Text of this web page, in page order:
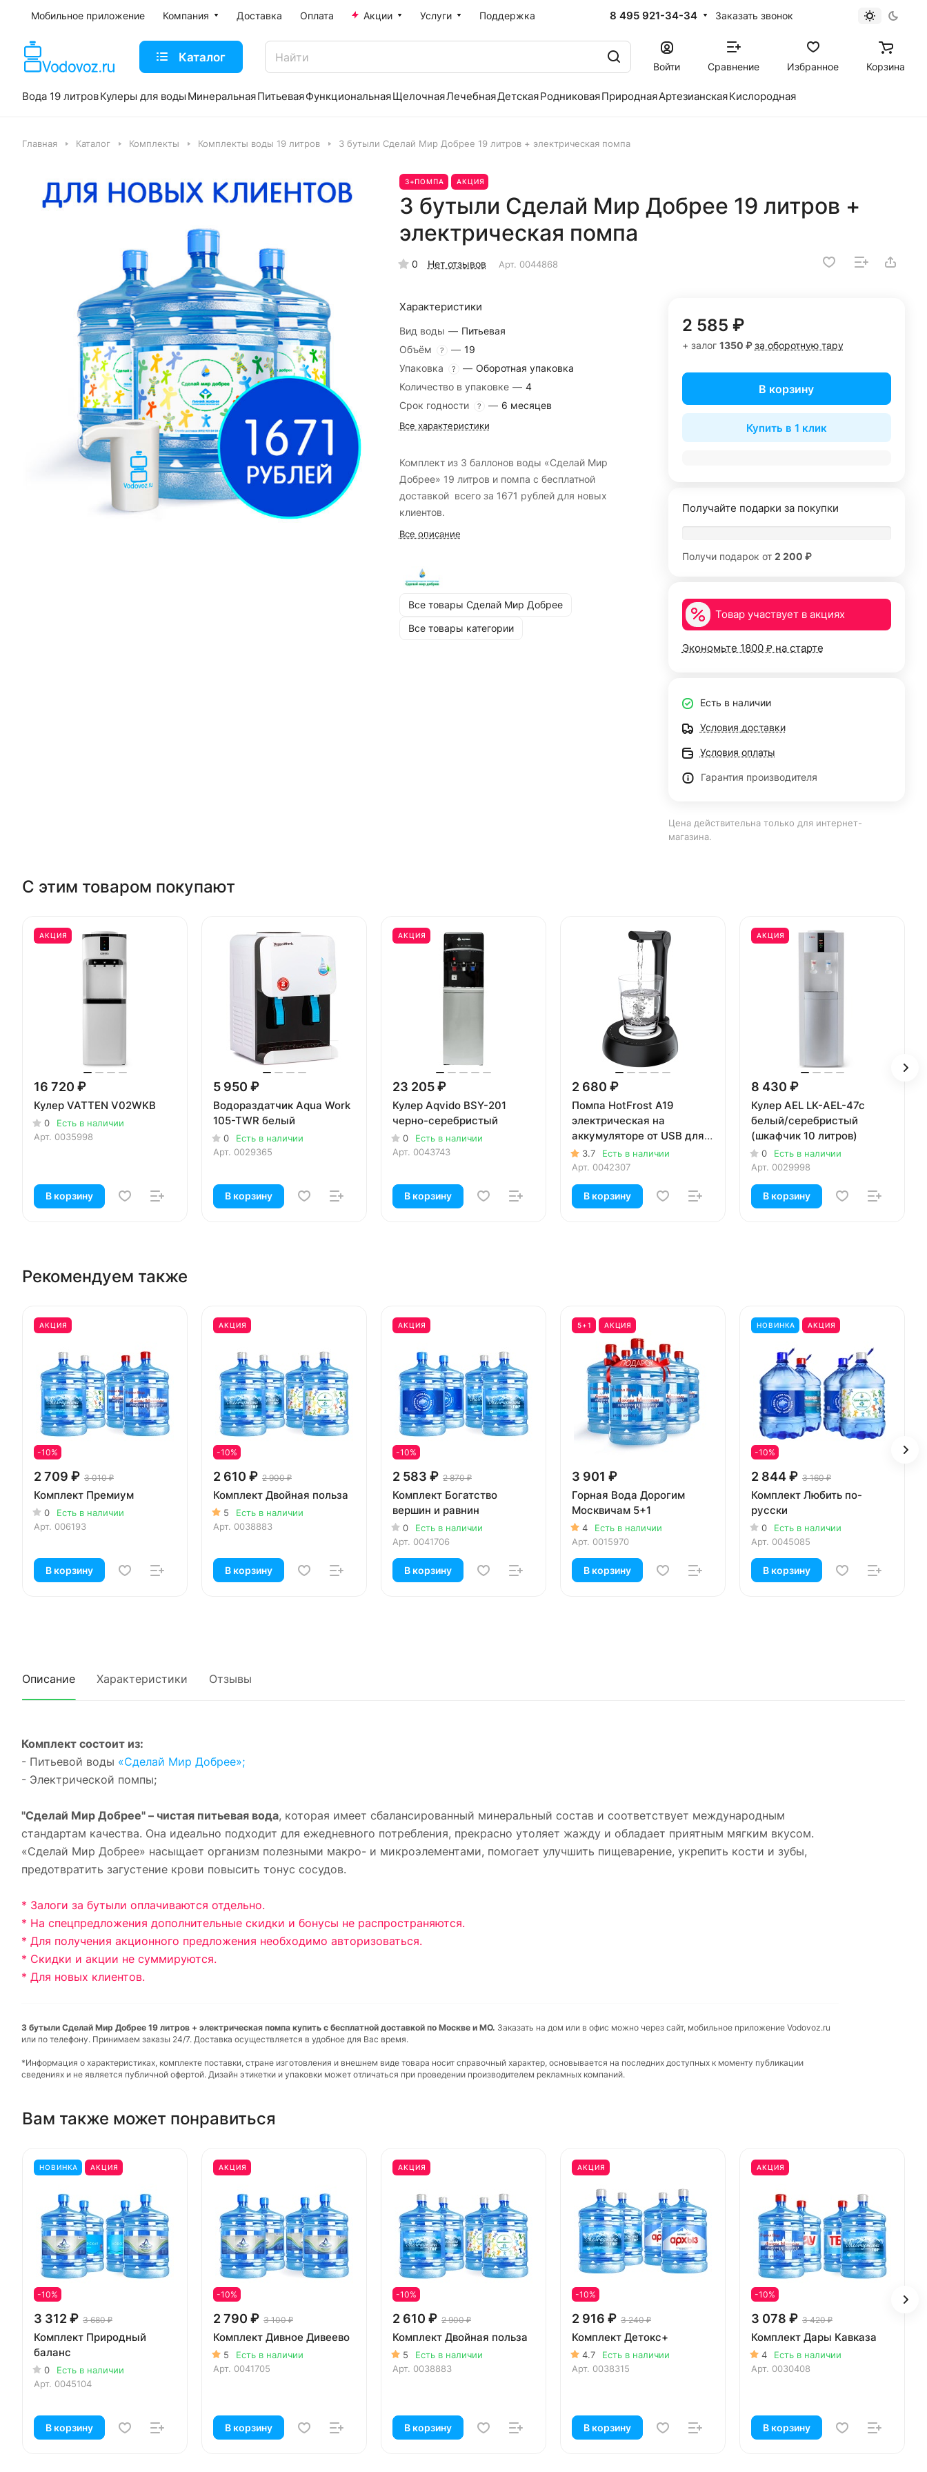
Мобильное приложение Компания Доставка Оплата Акции Услуги Поддержка 8 495 921-34-34 Заказать звонок
Каталог
Войти Сравнение Избранное Корзина
Вода 19 литровКулеры для воды МинеральнаяПитьеваяФункциональнаяЩелочнаяЛечебнаяДетскаяРодниковаяПрироднаяАртезианскаяКислородная
Главная Каталог Комплекты Комплекты воды 19 литров 3 бутыли Сделай Мир Добрее 19 литров + электрическая помпа
3+ПОМПА АКЦИЯ
3 бутыли Сделай Мир Добрее 19 литров +
электрическая помпа
0 Нет отзывов Арт. 0044868
Характеристики
Вид воды — Питьевая
Объём
? — 19
Упаковка
? — Оборотная упаковка
Количество в упаковке — 4
Срок годности
? — 6 месяцев
Все характеристики
Комплект из 3 баллонов воды «Сделай Мир
Добрее» 19 литров и помпа с бесплатной
доставкой всего за 1671 рублей для новых
клиентов.
Все описание
Все товары Сделай Мир Добрее
Все товары категории
2 585 ₽
+ залог 1350 ₽ за оборотную тару
В корзину
Купить в 1 клик
Получайте подарки за покупки
Получи подарок от 2 200 ₽
Товар участвует в акциях
Экономьте 1800 ₽ на старте
Есть в наличии
Условия доставки
Условия оплаты
Гарантия производителя
Цена действительна только для интернет-
магазина.
С этим товаром покупают
АКЦИЯ
16 720 ₽
Кулер VATTEN V02WKB
0
Есть в наличии
Арт. 0035998
В корзину
5 950 ₽
Водораздатчик Aqua Work
105-TWR белый
0
Есть в наличии
Арт. 0029365
В корзину
АКЦИЯ
23 205 ₽
Кулер Aqvido BSY-201
черно-серебристый
0
Есть в наличии
Арт. 0043743
В корзину
2 680 ₽
Помпа HotFrost A19
электрическая на
аккумуляторе от USB для
5-19л бутылей, черная (в
коробке)
3.7
Есть в наличии
Арт. 0042307
В корзину
АКЦИЯ
8 430 ₽
Кулер AEL LK-AEL-47c
белый/серебристый
(шкафчик 10 литров)
0
Есть в наличии
Арт. 0029998
В корзину
Рекомендуем также
АКЦИЯ
-10%
2 709 ₽ 3 010 ₽
Комплект Премиум
0
Есть в наличии
Арт. 006193
В корзину
АКЦИЯ
-10%
2 610 ₽ 2 900 ₽
Комплект Двойная польза
5
Есть в наличии
Арт. 0038883
В корзину
АКЦИЯ
-10%
2 583 ₽ 2 870 ₽
Комплект Богатство
вершин и равнин
0
Есть в наличии
Арт. 0041706
В корзину
5+1 АКЦИЯ
3 901 ₽
Горная Вода Дорогим
Москвичам 5+1
4
Есть в наличии
Арт. 0015970
В корзину
НОВИНКА АКЦИЯ
-10%
2 844 ₽ 3 160 ₽
Комплект Любить по-
русски
0
Есть в наличии
Арт. 0045085
В корзину
Описание Характеристики Отзывы
Комплект состоит из:
- Питьевой воды «Сделай Мир Добрее»;
- Электрической помпы;
"Сделай Мир Добрее" – чистая питьевая вода, которая имеет сбалансированный минеральный состав и соответствует международным
стандартам качества. Она идеально подходит для ежедневного потребления, прекрасно утоляет жажду и обладает приятным мягким вкусом.
«Сделай Мир Добрее» насыщает организм полезными макро- и микроэлементами, помогает улучшить пищеварение, укрепить кости и зубы,
предотвратить загустение крови повысить тонус сосудов.
* Залоги за бутыли оплачиваются отдельно.
* На спецпредложения дополнительные скидки и бонусы не распространяются.
* Для получения акционного предложения необходимо авторизоваться.
* Скидки и акции не суммируются.
* Для новых клиентов.
3 бутыли Сделай Мир Добрее 19 литров + электрическая помпа купить с бесплатной доставкой по Москве и МО. Заказать на дом или в офис можно через сайт, мобильное приложение Vodovoz.ru
или по телефону. Принимаем заказы 24/7. Доставка осуществляется в удобное для Вас время.
*Информация о характеристиках, комплекте поставки, стране изготовления и внешнем виде товара носит справочный характер, основывается на последних доступных к моменту публикации
сведениях и не является публичной офертой. Дизайн этикетки и упаковки может отличаться при проведении производителем рекламных компаний.
Вам также может понравиться
НОВИНКА АКЦИЯ
-10%
3 312 ₽ 3 680 ₽
Комплект Природный
баланс
0
Есть в наличии
Арт. 0045104
В корзину
АКЦИЯ
-10%
2 790 ₽ 3 100 ₽
Комплект Дивное Дивеево
5
Есть в наличии
Арт. 0041705
В корзину
АКЦИЯ
-10%
2 610 ₽ 2 900 ₽
Комплект Двойная польза
5
Есть в наличии
Арт. 0038883
В корзину
АКЦИЯ
-10%
2 916 ₽ 3 240 ₽
Комплект Детокс+
4.7
Есть в наличии
Арт. 0038315
В корзину
АКЦИЯ
-10%
3 078 ₽ 3 420 ₽
Комплект Дары Кавказа
4
Есть в наличии
Арт. 0030408
В корзину